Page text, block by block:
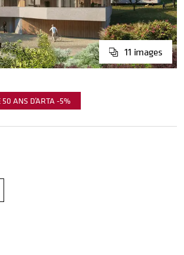
11 images
ANS D’ARTA -5%